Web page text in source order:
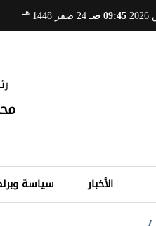
09:45 صـ 24 صفر 1448 هـ
الأخبار سياسة